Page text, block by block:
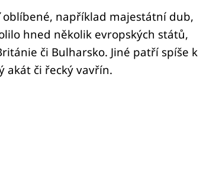
například majestátní dub,
hned několik evropských států,
či Bulharsko. Jiné patří spíše k
akát či řecký vavřín.